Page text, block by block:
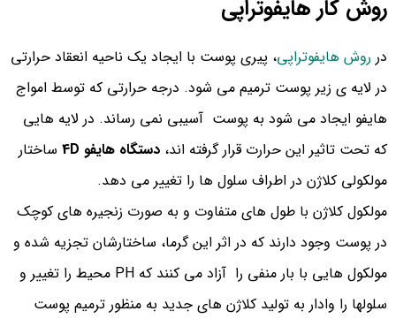
روش کار هایفوتراپی
در روش هایفوتراپی، پیری پوست با ایجاد یک ناحیه انعقاد حرارتی
در لایه ی زیر پوست ترمیم می شود. درجه حرارتی که توسط امواج
هایفو ایجاد می شود به پوست آسیبی نمی رساند. در لایه هایی
که تحت تاثیر این حرارت قرار گرفته اند، دستگاه هایفو 4D
ساختار
مولکولی کلاژن در اطراف سلول ها را تغییر می دهد.
مولکول کلاژن با طول های متفاوت و به صورت زنجیره های کوچک
در پوست وجود دارند که در اثر این گرما، ساختارشان تجزیه شده و
مولکول هایی با بار منفی را آزاد می کنند که PH محیط را تغییر و
سلولها را وادار به تولید کلاژن های جدید به منظور ترمیم پوست